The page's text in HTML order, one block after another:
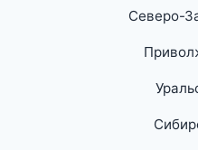
Северо-